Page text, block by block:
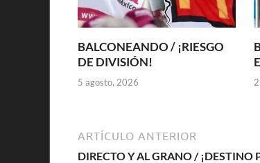
BALCONEANDO / ¡RIESGO
DE DIVISIÓN!
5 agosto, 2026
ARTÍCULO ANTERIOR
DIRECTO Y AL GRANO / ¡DESTINO